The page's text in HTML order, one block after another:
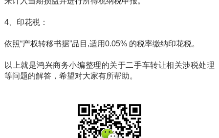
4、印花税：
依照“产权转移书据”品目,适用0.05% 的税率缴纳印花税。
以上就是鸿兴商务小编整理的关于二手车转让相关涉税处理
等问题的解答，希望对大家有所帮助。